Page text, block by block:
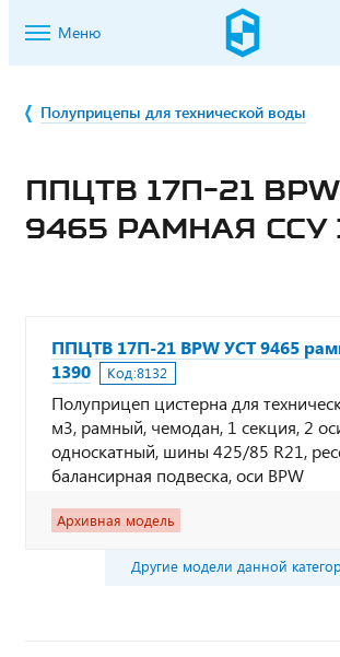
Меню
Полуприцепы для технической воды
ППЦТВ 17П-21
9465 РАМНАЯ ССУ
ППЦТВ 17П-21 BPW УСТ 9465
1390
Код:8132
Полуприцеп цистерна для
м3, рамный, чемодан, 1 секция, 2
односкатный, шины 425/85 R21,
балансирная подвеска, оси BPW
Архивная модель
Другие модели данной